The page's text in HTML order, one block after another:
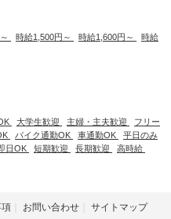
時給1,500円～ 時給1,600円～
時給
大学生歓迎 主婦・主夫歓迎
フリー
バイク通勤OK 車通勤OK
平日のみ
日OK 短期歓迎 長期歓迎 高時給
お問い合わせ サイトマップ